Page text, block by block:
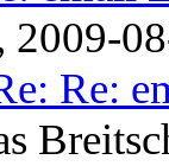
2009-
Re: